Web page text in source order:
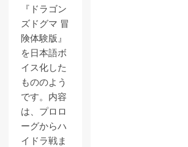
『ドラゴン
ズドグマ 冒
険体験版』
を日本語ボ
イス化した
もののよう
です。内容
は、プロロ
ーグからハ
イドラ戦ま